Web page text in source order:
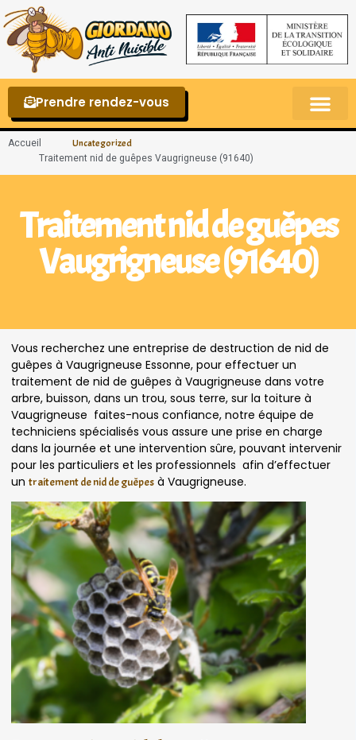
Prendre rendez-vous
Accueil Uncategorized
Traitement nid de guêpes Vaugrigneuse (91640)
Traitement nid de guêpes
Vaugrigneuse (91640)
Vous recherchez une entreprise de destruction de nid de
guêpes à Vaugrigneuse Essonne, pour effectuer un
traitement de nid de guêpes à Vaugrigneuse dans votre
arbre, buisson, dans un trou, sous terre, sur la toiture à
Vaugrigneuse faites-nous confiance, notre équipe de
techniciens spécialisés vous assure une prise en charge
dans la journée et une intervention sûre, pouvant intervenir
pour les particuliers et les professionnels afin d’effectuer
un traitement de nid de guêpes à Vaugrigneuse.